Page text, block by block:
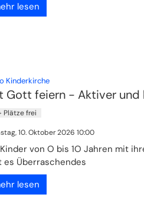
lesen
Kinderkirche:
Gott feiern - Aktiver
Plätze frei
10. Oktober 2026 10:00
von O bis 1O Jahren mit
es Überraschendes
lesen